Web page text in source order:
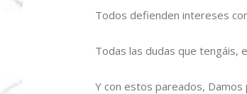
Todos defienden intereses
Todas las dudas que tengáis,
Y con estos pareados,